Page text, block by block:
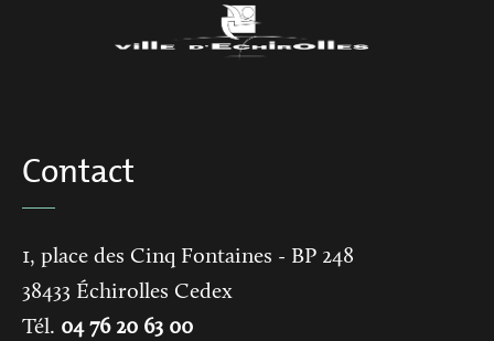
Contact
1, place des Cinq Fontaines - BP 248
38433 Échirolles Cedex
Tél. 04 76 20 63 00